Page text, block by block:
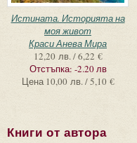
Истината. Историята на
моя живот
Краси Анева Мира
12,20 лв. / 6,22 €
Отстъпка: -2.20 лв
Цена 10,00 лв. / 5,10 €
Книги от автора